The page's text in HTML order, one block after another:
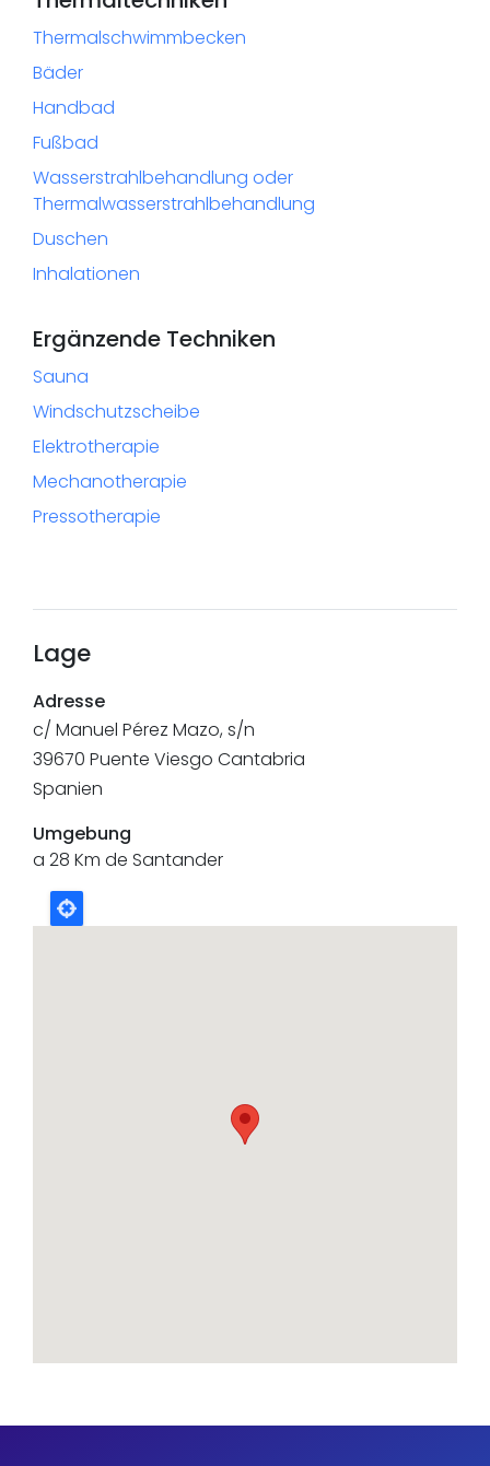
Thermalschwimmbecken
Bäder
Handbad
Fußbad
Wasserstrahlbehandlung oder
Thermalwasserstrahlbehandlung
Duschen
Inhalationen
Ergänzende Techniken
Sauna
Windschutzscheibe
Elektrotherapie
Mechanotherapie
Pressotherapie
Lage
Adresse
c/ Manuel Pérez Mazo, s/n
39670 Puente Viesgo Cantabria
Spanien
Umgebung
a 28 Km de Santander